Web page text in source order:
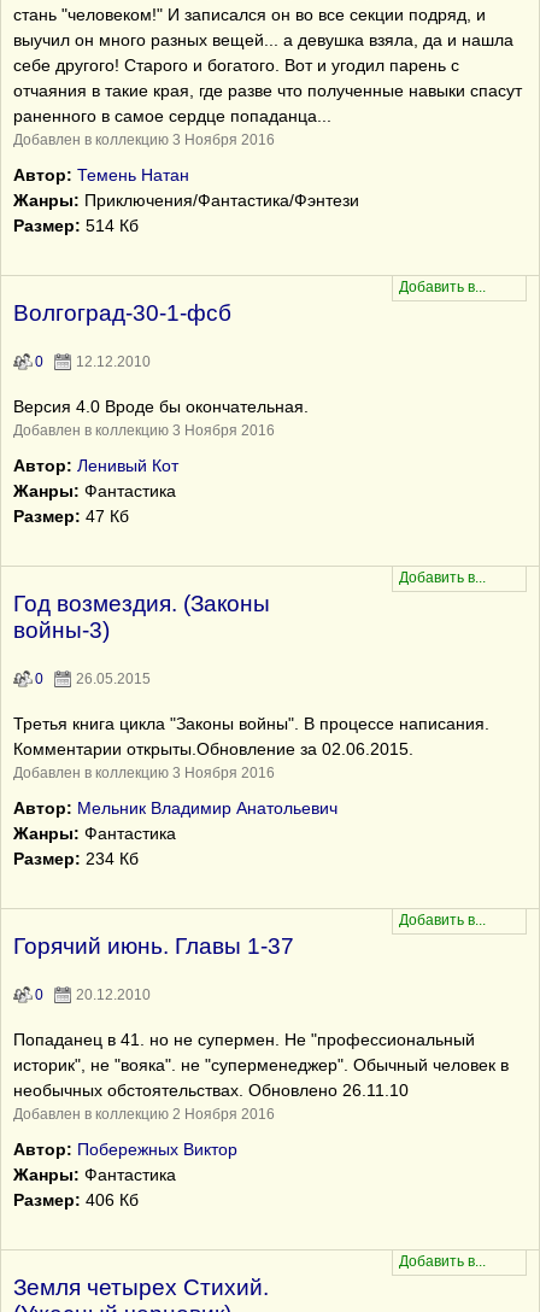
стань "человеком!" И записался он во все секции подряд, и
выучил он много разных вещей... а девушка взяла, да и нашла
себе другого! Старого и богатого. Вот и угодил парень с
отчаяния в такие края, где разве что полученные навыки спасут
раненного в самое сердце попаданца...
Добавлен в коллекцию 3 Ноября 2016
Автор: Темень Натан
Жанры: Приключения/Фантастика/Фэнтези
Размер: 514 Кб
Волгоград-30-1-фсб
0 12.12.2010
Версия 4.0 Вроде бы окончательная.
Добавлен в коллекцию 3 Ноября 2016
Автор: Ленивый Кот
Жанры: Фантастика
Размер: 47 Кб
Год возмездия. (Законы
войны-3)
0 26.05.2015
Третья книга цикла "Законы войны". В процессе написания.
Комментарии открыты.Обновление за 02.06.2015.
Добавлен в коллекцию 3 Ноября 2016
Автор: Мельник Владимир Анатольевич
Жанры: Фантастика
Размер: 234 Кб
Горячий июнь. Главы 1-37
0 20.12.2010
Попаданец в 41. но не супермен. Не "профессиональный
историк", не "вояка". не "суперменеджер". Обычный человек в
необычных обстоятельствах. Обновлено 26.11.10
Добавлен в коллекцию 2 Ноября 2016
Автор: Побережных Виктор
Жанры: Фантастика
Размер: 406 Кб
Земля четырех Стихий.